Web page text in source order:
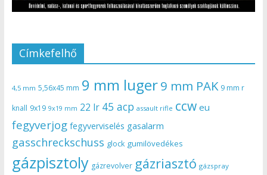
Címkefelhő
4,5 mm 5,56x45 mm 9 mm luger9 mm PAK 9 mm r
knall 9x19 9x19 mm 22 lr 45 acp assault rifle ccw eu
fegyverjog fegyverviselés gasalarm
gasschreckschuss glock gumilövedékes
gázpisztoly gázrevolver gázriasztó gázspray